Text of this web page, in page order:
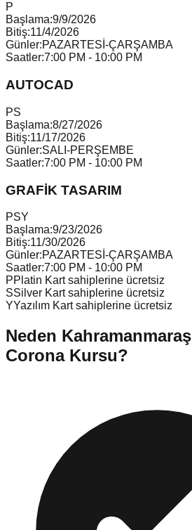
P
Başlama:9/9/2026
Bitiş:11/4/2026
Günler:PAZARTESİ-ÇARŞAMBA
Saatler:7:00 PM - 10:00 PM
AUTOCAD
PS
Başlama:8/27/2026
Bitiş:11/17/2026
Günler:SALI-PERŞEMBE
Saatler:7:00 PM - 10:00 PM
GRAFİK TASARIM
PSY
Başlama:9/23/2026
Bitiş:11/30/2026
Günler:PAZARTESİ-ÇARŞAMBA
Saatler:7:00 PM - 10:00 PM
PPlatin Kart sahiplerine ücretsiz
SSilver Kart sahiplerine ücretsiz
YYazılım Kart sahiplerine ücretsiz
Neden Kahramanmaraş
Corona Kursu?